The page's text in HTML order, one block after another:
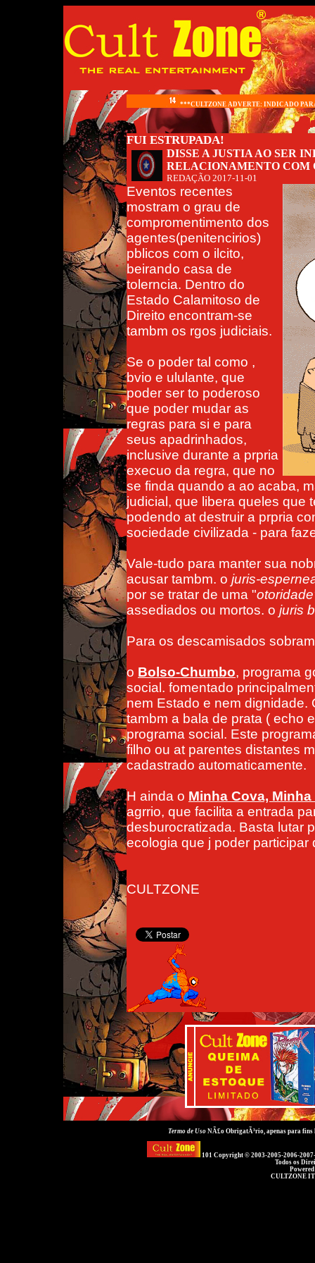
***CULTZONE ADVERTE: INDICADO
FUI ESTRUPADA!
DISSE A JUSTIA AO SER
RELACIONAMENTO COM
REDAÇÃO 2017-11-01
Eventos recentes
mostram o grau de
compromentimento dos
agentes(penitencirios)
pblicos com o ilcito,
beirando casa de
tolerncia. Dentro do
Estado Calamitoso de
Direito encontram-se
tambm os rgos judiciais.
Se o poder tal como ,
bvio e ululante, que
poder ser to poderoso
que poder mudar as
regras para si e para
seus apadrinhados,
inclusive durante a prpria
execuo da regra, que no
se finda quando a ao acaba,
judicial, que libera queles que
podendo at destruir a prpria
sociedade civilizada - para
Vale-tudo para manter sua
acusar tambm. o juris-
por se tratar de uma "
assediados ou mortos. o juris
Para os descamisados
o Bolso-Chumbo, programa
social. fomentado
nem Estado e nem dignidade.
tambm a bala de prata ( echo
programa social. Este
filho ou at parentes distantes
cadastrado automaticamente.
H ainda o Minha Cova, Minha
agrrio, que facilita a entrada
desburocratizada. Basta lutar
ecologia que j poder participar
CULTZONE
Termo de UsoNÃ£o ObrigatÃ³rio, apenas para
101 Copyright © 2003-2005-2006-
Todos os
CULTZONE